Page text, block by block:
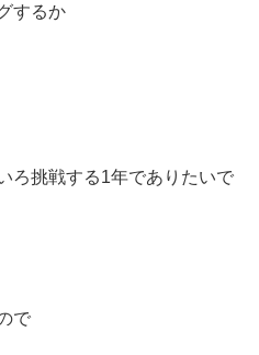
するか
ろ挑戦する1年でありたいで
で